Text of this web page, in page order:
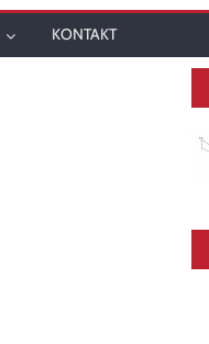
KONTAKT